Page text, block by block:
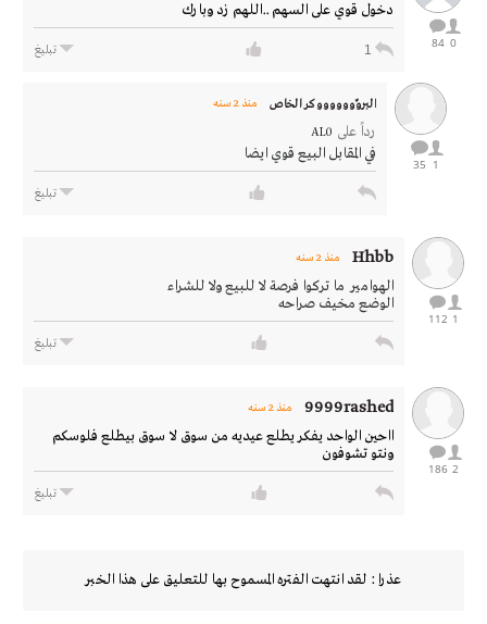
0
84
دخول قوي على السهم ..اللهم زد وبارك
1 تبليغ
1
35
البروٌووووووكر الخاص منذ 2 سنه
رداً على
في المقابل البيع قوي ايضا
تبليغ
1
112
Hhbb منذ 2 سنه
الهوامير ما تركوا فرصة لا للبيع ولا للشراء
الوضع مخيف صراحه
تبليغ
2
186
9999rashed منذ 2 سنه
ااحين الواحد يفكر يطلع عيديه من سوق لا سوق بيطلع فلوسكم
ونتو تشوفون
تبليغ
عذرا : لقد انتهت الفتره المسموح بها للتعليق على هذا الخبر